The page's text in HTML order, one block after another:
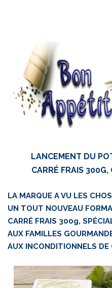
LANCEMENT DU
CARRÉ FRAIS
LA MARQUE A VU LES
UN TOUT NOUVEAU
CARRÉ FRAIS 300g,
AUX FAMILLES
AUX INCONDITIONNELS DE